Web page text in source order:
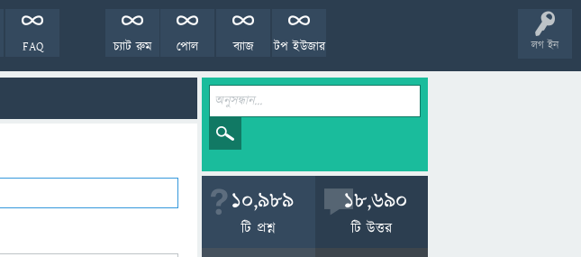
লগ ইন
FAQ টপ ইউজার
ব্যাজ
পোল
চ্যাট রুম
10,989
টি প্রশ্ন
18,690
টি উত্তর